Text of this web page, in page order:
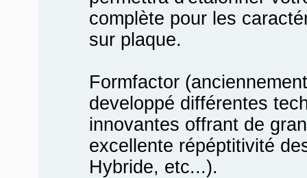
complète pour les
sur plaque.
Formfactor
developpé différentes
innovantes offrant de
excellente répéptitivité
Hybride, etc...).